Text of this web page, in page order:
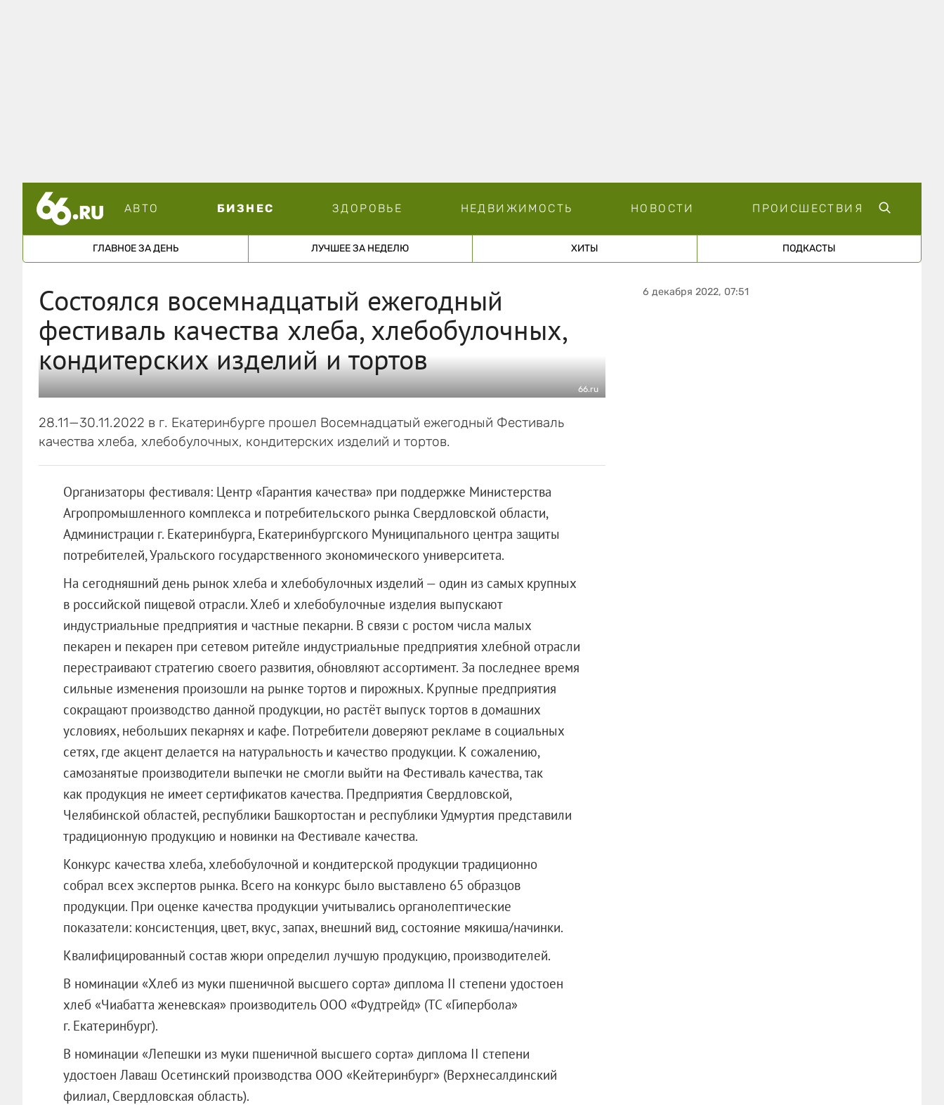
АВТО БИЗНЕС ЗДОРОВЬЕ НЕДВИЖИМОСТЬ НОВОСТИ ПРОИСШЕСТВИЯ
ГЛАВНОЕ ЗА ДЕНЬ ЛУЧШЕЕ ЗА НЕДЕЛЮ ХИТЫ ПОДКАСТЫ
Состоялся восемнадцатый ежегодный
фестиваль качества хлеба, хлебобулочных,
кондитерских изделий и тортов
66.ru
28.11—30.11.2022 в г. Екатеринбурге прошел Восемнадцатый ежегодный Фестиваль
качества хлеба, хлебобулочных, кондитерских изделий и тортов.
Организаторы фестиваля: Центр «Гарантия качества» при поддержке Министерства
Агропромышленного комплекса и потребительского рынка Свердловской области,
Администрации г. Екатеринбурга, Екатеринбургского Муниципального центра защиты
потребителей, Уральского государственного экономического университета.
На сегодняшний день рынок хлеба и хлебобулочных изделий — один из самых крупных
в российской пищевой отрасли. Хлеб и хлебобулочные изделия выпускают
индустриальные предприятия и частные пекарни. В связи с ростом числа малых
пекарен и пекарен при сетевом ритейле индустриальные предприятия хлебной отрасли
перестраивают стратегию своего развития, обновляют ассортимент. За последнее время
сильные изменения произошли на рынке тортов и пирожных. Крупные предприятия
сокращают производство данной продукции, но растёт выпуск тортов в домашних
условиях, небольших пекарнях и кафе. Потребители доверяют рекламе в социальных
сетях, где акцент делается на натуральность и качество продукции. К сожалению,
самозанятые производители выпечки не смогли выйти на Фестиваль качества, так
как продукция не имеет сертификатов качества. Предприятия Свердловской,
Челябинской областей, республики Башкортостан и республики Удмуртия представили
традиционную продукцию и новинки на Фестивале качества.
Конкурс качества хлеба, хлебобулочной и кондитерской продукции традиционно
собрал всех экспертов рынка. Всего на конкурс было выставлено 65 образцов
продукции. При оценке качества продукции учитывались органолептические
показатели: консистенция, цвет, вкус, запах, внешний вид, состояние мякиша/начинки.
Квалифицированный состав жюри определил лучшую продукцию, производителей.
В номинации «Хлеб из муки пшеничной высшего сорта» диплома II степени удостоен
хлеб «Чиабатта женевская» производитель ООО «Фудтрейд»(ТС «Гипербола»
г. Екатеринбург).
В номинации «Лепешки из муки пшеничной высшего сорта» диплома II степени
удостоен Лаваш Осетинский производства ООО «Кейтеринбург»(Верхнесалдинский
филиал, Свердловская область).
6 декабря 2022, 07:51